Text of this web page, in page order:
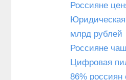
Россияне
млрд рублей
Россияне
Цифровая
86% россиян